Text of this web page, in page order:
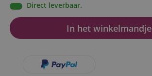
Direct leverbaar.
In het winkelmandje